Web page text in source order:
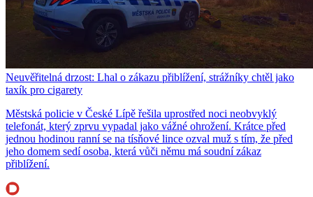
Neuvěřitelná drzost: Lhal o zákazu přiblížení, strážníky chtěl jako
taxík pro cigarety
Městská policie v České Lípě řešila uprostřed noci neobvyklý
telefonát, který zprvu vypadal jako vážné ohrožení. Krátce před
jednou hodinou ranní se na tísňové lince ozval muž s tím, že před
jeho domem sedí osoba, která vůči němu má soudní zákaz
přiblížení.